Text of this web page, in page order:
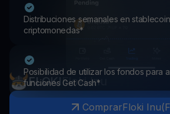
Distribuciones semanales en
criptomonedas*
Posibilidad de utilizar los fondos para
funciones Get Cash*
FLOKIFloki Inu
ComprarFloki Inu(